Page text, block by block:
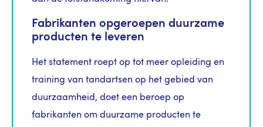
Fabrikanten opgeroepen duurzame
producten te leveren
Het statement roept op tot meer opleiding en
training van tandartsen op het gebied van
duurzaamheid, doet een beroep op
fabrikanten om duurzame producten te